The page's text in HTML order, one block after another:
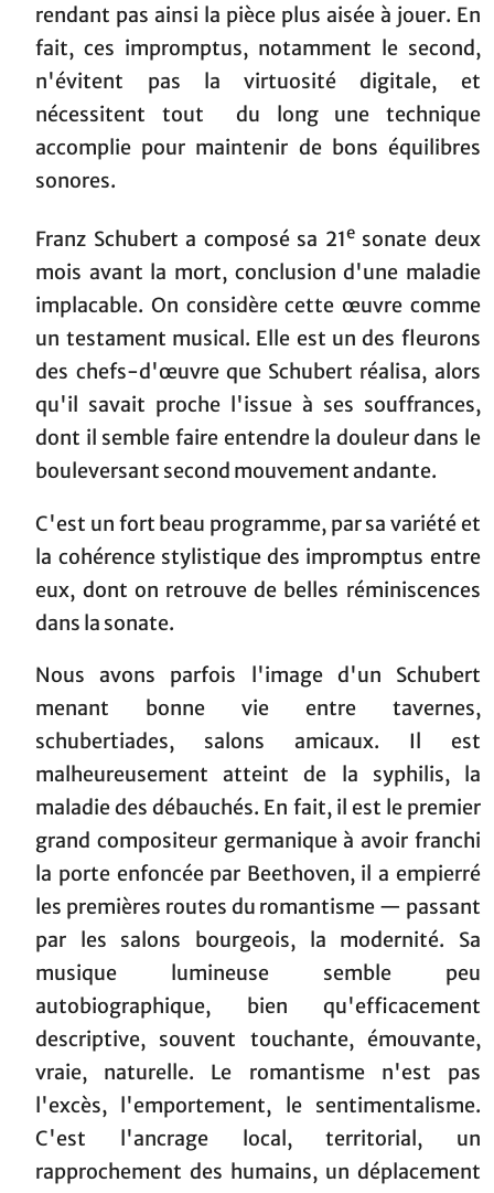
rendant pas ainsi la pièce plus aisée à jouer. En
fait, ces impromptus, notamment le second,
n'évitent pas la virtuosité digitale, et
nécessitent tout du long une technique
accomplie pour maintenir de bons équilibres
sonores.
Franz Schubert a composé sa 21esonate deux
mois avant la mort, conclusion d'une maladie
implacable. On considère cette œuvre comme
un testament musical. Elle est un des fleurons
des chefs-d'œuvre que Schubert réalisa, alors
qu'il savait proche l'issue à ses souffrances,
dont il semble faire entendre la douleur dans le
bouleversant second mouvement andante.
C'est un fort beau programme, par sa variété et
la cohérence stylistique des impromptus entre
eux, dont on retrouve de belles réminiscences
dans la sonate.
Nous avons parfois l'image d'un Schubert
menant bonne vie entre tavernes,
schubertiades, salons amicaux. Il est
malheureusement atteint de la syphilis, la
maladie des débauchés. En fait, il est le premier
grand compositeur germanique à avoir franchi
la porte enfoncée par Beethoven, il a empierré
les premières routes du romantisme — passant
par les salons bourgeois, la modernité. Sa
musique lumineuse semble peu
autobiographique, bien qu'efficacement
descriptive, souvent touchante, émouvante,
vraie, naturelle. Le romantisme n'est pas
l'excès, l'emportement, le sentimentalisme.
C'est l'ancrage local, territorial, un
rapprochement des humains, un déplacement